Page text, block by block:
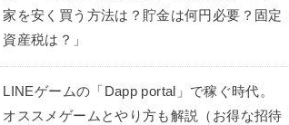
家を安く買う方法は？貯金は何円必要？固定
資産税は？」
LINEゲームの「Dapp portal」で稼ぐ時代。
オススメゲームとやり方も解説（お得な招待